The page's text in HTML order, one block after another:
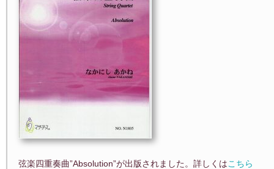
弦楽四重奏曲”Absolution”が出版されました。詳しくはこちら